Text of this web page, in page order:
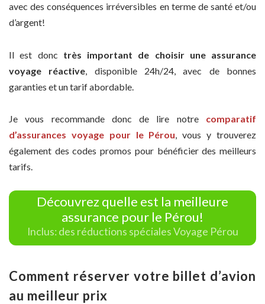
avec des conséquences irréversibles en terme de santé et/ou
d’argent!
Il est donc très important de choisir une assurance
voyage réactive , disponible 24h/24, avec de bonnes
garanties et un tarif abordable.
Je vous recommande donc de lire notre comparatif
d’assurances voyage pour le Pérou, vous y trouverez
également des codes promos pour bénéficier des meilleurs
tarifs.
Découvrez quelle est la meilleure
assurance pour le Pérou!
Inclus: des réductions spéciales Voyage Pérou
Comment réserver votre billet d’avion
au meilleur prix